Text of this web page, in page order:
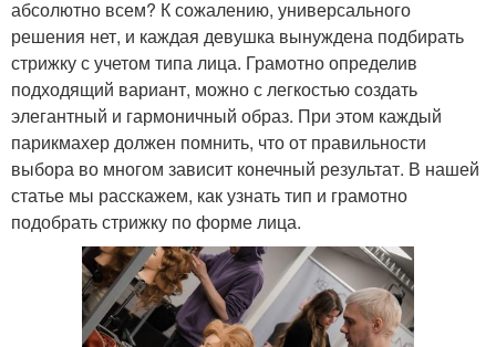
абсолютно всем? К сожалению, универсального
решения нет, и каждая девушка вынуждена подбирать
стрижку с учетом типа лица. Грамотно определив
подходящий вариант, можно с легкостью создать
элегантный и гармоничный образ. При этом каждый
парикмахер должен помнить, что от правильности
выбора во многом зависит конечный результат. В нашей
статье мы расскажем, как узнать тип и грамотно
подобрать стрижку по форме лица.